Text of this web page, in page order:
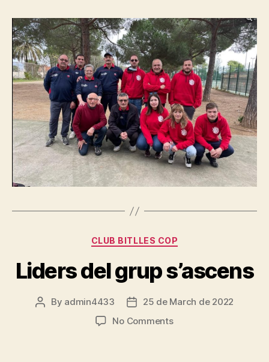
Categories
CLUB BITLLES COP
Liders del grup s’ascens
Post
By admin4433
Post
date
25 de March de 2022
No Commentson